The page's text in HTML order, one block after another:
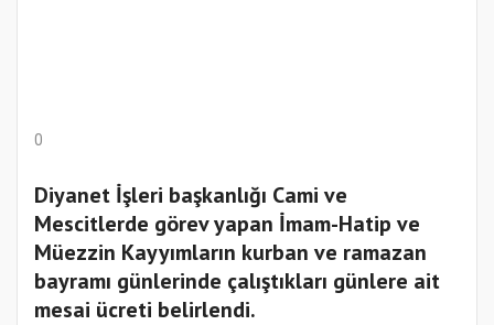
0
Diyanet İşleri başkanlığı Cami ve
Mescitlerde görev yapan İmam-Hatip ve
Müezzin Kayyımların kurban ve ramazan
bayramı günlerinde çalıştıkları günlere ait
mesai ücreti belirlendi.